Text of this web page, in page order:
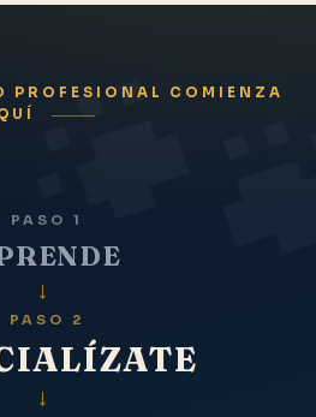
PROFESIONAL COMIENZA
PASO 1
→
PASO 2
→